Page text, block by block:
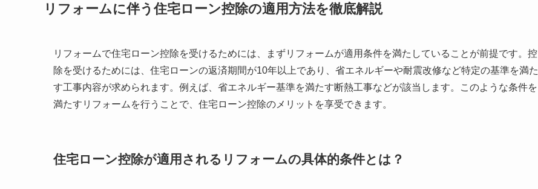
リフォームに伴う住宅ローン控除の適用方法を徹底解説
リフォームで住宅ローン控除を受けるためには、まずリフォームが適用条件を満たしていることが前提です。控
除を受けるためには、住宅ローンの返済期間が10年以上であり、省エネルギーや耐震改修など特定の基準を満た
す工事内容が求められます。例えば、省エネルギー基準を満たす断熱工事などが該当します。このような条件を
満たすリフォームを行うことで、住宅ローン控除のメリットを享受できます。
住宅ローン控除が適用されるリフォームの具体的条件とは？